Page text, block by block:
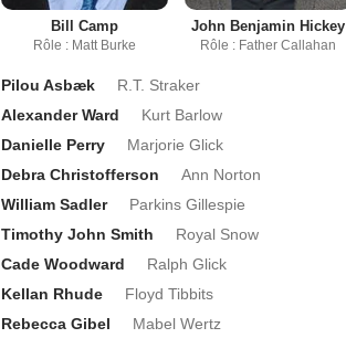
Bill Camp
Rôle : Matt Burke
John Benjamin Hickey
Rôle : Father Callahan
Pilou Asbæk
R.T. Straker
Alexander Ward
Kurt Barlow
Danielle Perry
Marjorie Glick
Debra Christofferson
Ann Norton
William Sadler
Parkins Gillespie
Timothy John Smith
Royal Snow
Cade Woodward
Ralph Glick
Kellan Rhude
Floyd Tibbits
Rebecca Gibel
Mabel Wertz